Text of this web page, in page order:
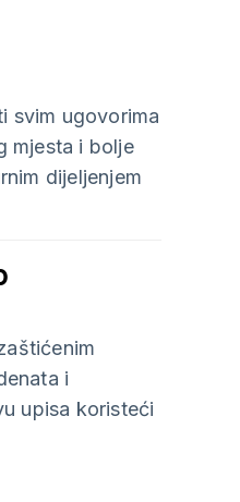
svim ugovorima
mjesta i bolje
dijeljenjem
i
upisa koristeći